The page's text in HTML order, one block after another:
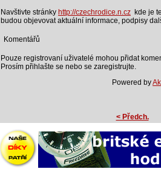
Navštivte stránky http://czechrodice.n.cz kde je
budou objevovat aktuální informace, podpisy
Komentářů
Pouze registrovaní uživatelé mohou přidat
Prosím přihlašte se nebo se zaregistrujte.
Powered by
< Předch.